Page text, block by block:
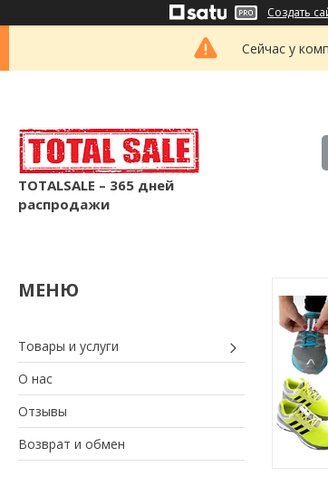
Создать
Сейчас у
TOTALSALE – 365 дней
распродажи
Товары и услуги
О нас
Отзывы
Возврат и обмен